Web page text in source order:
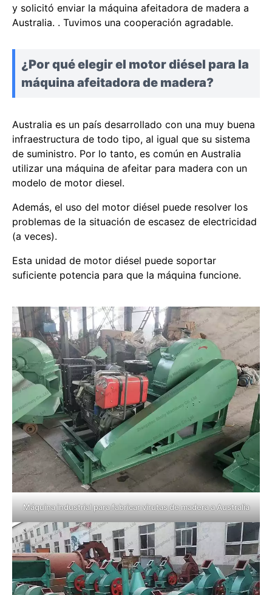
y solicitó enviar la máquina afeitadora de madera a
Australia. . Tuvimos una cooperación agradable.
¿Por qué elegir el motor diésel para la
máquina afeitadora de madera?
Australia es un país desarrollado con una muy buena
infraestructura de todo tipo, al igual que su sistema
de suministro. Por lo tanto, es común en Australia
utilizar una máquina de afeitar para madera con un
modelo de motor diesel.
Además, el uso del motor diésel puede resolver los
problemas de la situación de escasez de electricidad
(a veces).
Esta unidad de motor diésel puede soportar
suficiente potencia para que la máquina funcione.
Máquina industrial para fabricar virutas de madera a Australia